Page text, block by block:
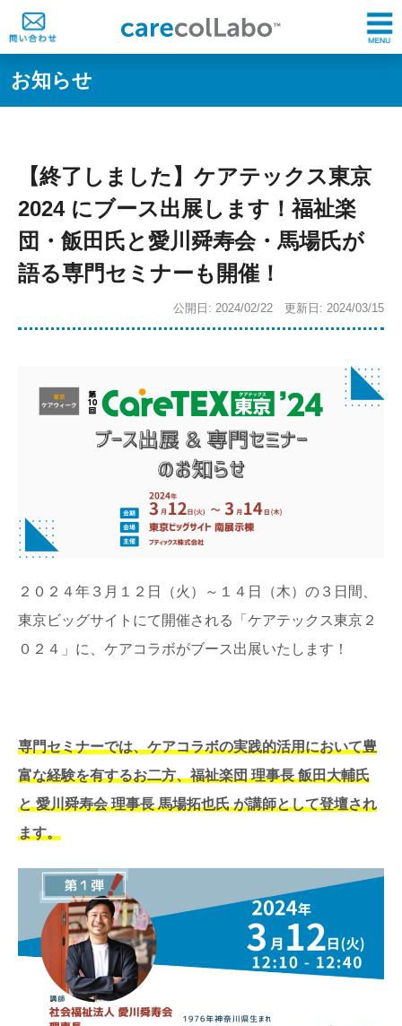
お知らせ
【終了しました】ケアテックス東京
2024 にブース出展します！福祉楽
団・飯田氏と愛川舜寿会・馬場氏が
語る専門セミナーも開催！
公開日: 2024/02/22 更新日: 2024/03/15
２０２４年３月１２日（火）～１４日（木）の３日間、
東京ビッグサイトにて開催される「ケアテックス東京２
０２４」に、ケアコラボがブース出展いたします！
専門セミナーでは、ケアコラボの実践的活用において豊
富な経験を有するお二方、福祉楽団 理事長 飯田大輔氏
と 愛川舜寿会 理事長 馬場拓也氏 が講師として登壇され
ます。